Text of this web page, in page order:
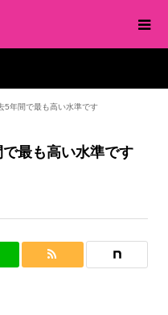
5年間で最も高い水準です
最も高い水準です